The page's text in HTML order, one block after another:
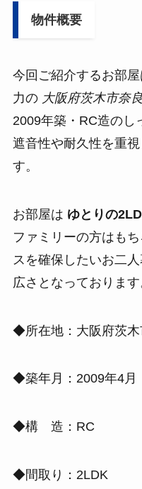
物件概要
今回ご紹介するお部
力の 大阪府茨木市奈
2009年築・RC造のし
遮音性や耐久性を重
す。
お部屋は ゆとりの
ファミリーの方はも
スを確保したいお二
広さとなっております
◆所在地：大阪府茨木
◆築年月：2009年4月
◆構 造：RC
◆間取り：2LDK